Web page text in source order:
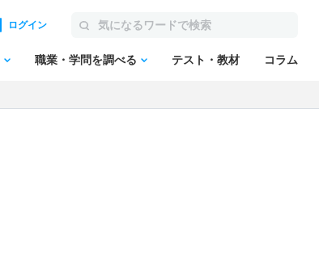
ログイン
職業・学問を調べる テスト・教材 コラム